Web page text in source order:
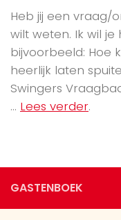
Heb jij een vraag/
wilt weten. Ik wil
bijvoorbeeld: Hoe
heerlijk laten
Swingers
... Lees verder.
GASTENBOEK